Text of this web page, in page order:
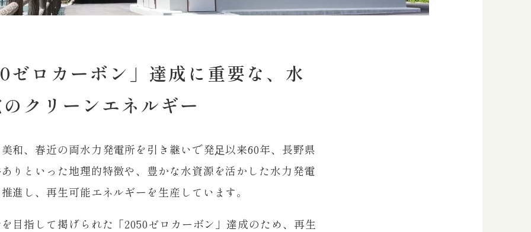
ゼロカーボン」達成に重要な、水
クリーンエネルギー
和、春近の両水力発電所を引き継いで発⾜以来60年、長野県
りといった地理的特徴や、豊かな水資源を活かした水力発電
進し、再生可能エネルギーを生産しています。
目指して掲げられた「2050ゼロカーボン」達成のため、再生